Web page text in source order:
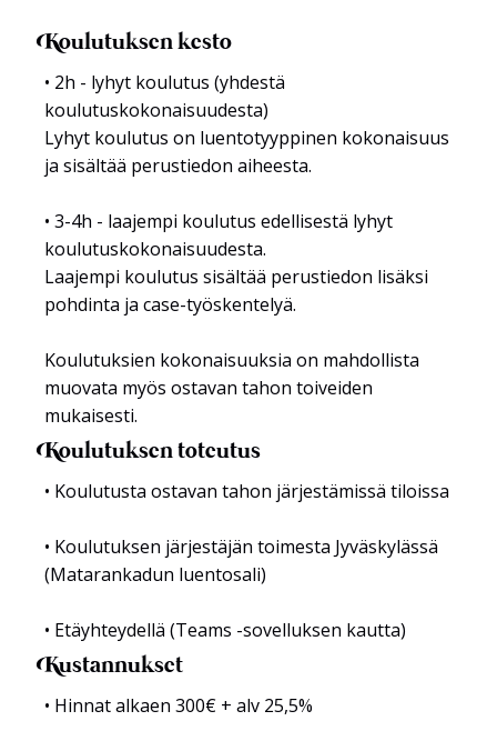
Koulutuksen kesto
• 2h - lyhyt koulutus (yhdestä
koulutuskokonaisuudesta)
Lyhyt koulutus on luentotyyppinen kokonaisuus
ja sisältää perustiedon aiheesta.
• 3-4h - laajempi koulutus edellisestä lyhyt
koulutuskokonaisuudesta.
Laajempi koulutus sisältää perustiedon lisäksi
pohdinta ja case-työskentelyä.
Koulutuksien kokonaisuuksia on mahdollista
muovata myös ostavan tahon toiveiden
mukaisesti.
Koulutuksen toteutus
• Koulutusta ostavan tahon järjestämissä tiloissa
• Koulutuksen järjestäjän toimesta Jyväskylässä
(Matarankadun luentosali)
• Etäyhteydellä (Teams -sovelluksen kautta)
Kustannukset
• Hinnat alkaen 300€ + alv 25,5%